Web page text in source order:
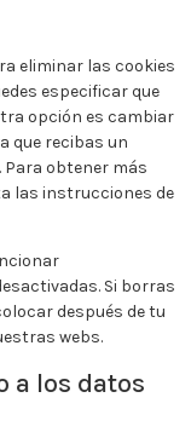
eliminar las cookies
especificar que
opción es cambiar
que recibas un
Para obtener más
las instrucciones de
Si borras
después de tu
webs.
a los datos